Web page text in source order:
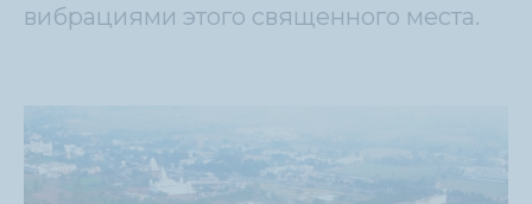
вибрациями этого священного места.